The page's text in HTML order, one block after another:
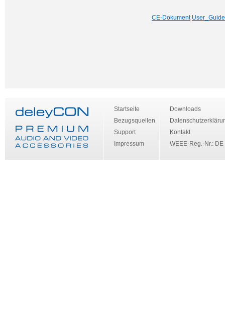
CE-Dokument User_Guide
Startseite
Bezugsquellen
Support
Impressum
Downloads
Kontakt
WEEE-Reg.-Nr.: